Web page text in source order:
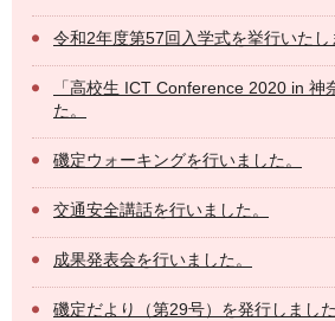
令和2年度第57回入学式を挙行いたし
「高校生 ICT Conference 2020 in 神
た。
磯定ウォーキングを行いました。
交通安全講話を行いました。
成果発表会を行いました。
磯定だより（第29号）を発行しました